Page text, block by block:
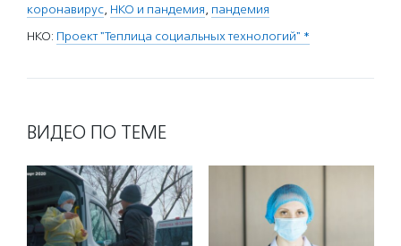
коронавирус, НКО и пандемия, пандемия
НКО: Проект "Теплица социальных технологий" *
ВИДЕО ПО ТЕМЕ